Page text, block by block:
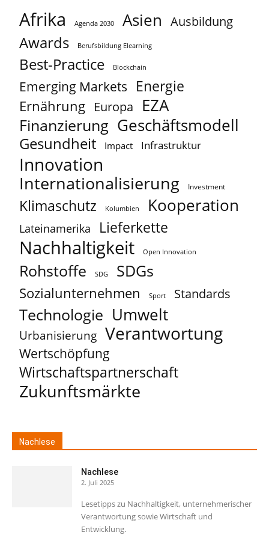
Afrika Agenda 2030 Asien Ausbildung
Awards Berufsbildung Elearning
Best-Practice Blockchain
Emerging Markets Energie
Ernährung Europa EZA
Finanzierung Geschäftsmodell
Gesundheit Impact Infrastruktur
Innovation
Internationalisierung Investment
Klimaschutz Kolumbien Kooperation
Lateinamerika Lieferkette
Nachhaltigkeit Open Innovation
Rohstoffe SDG SDGs
Sozialunternehmen Sport Standards
Technologie Umwelt
Urbanisierung Verantwortung
Wertschöpfung
Wirtschaftspartnerschaft
Zukunftsmärkte
Nachlese
Nachlese
2. Juli 2025
Lesetipps zu Nachhaltigkeit, unternehmerischer
Verantwortung sowie Wirtschaft und
Entwicklung.